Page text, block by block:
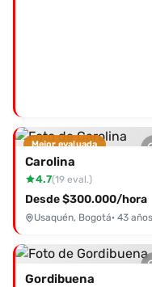
Mejor evaluada
Carolina
4.7(19 eval.)
Desde $300.000/hora
Usaquén, Bogotá· 43 años
Gordibuena